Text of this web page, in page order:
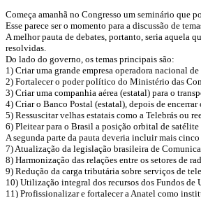
Começa amanhã no Congresso um seminário que
Esse parece ser o momento para a discussão de
A melhor pauta de debates, portanto, seria aquela
resolvidas.
Do lado do governo, os temas principais são:
1) Criar uma grande empresa operadora nacional
2) Fortalecer o poder político do Ministério das
3) Criar uma companhia aérea (estatal) para o
4) Criar o Banco Postal (estatal), depois de
5) Ressuscitar velhas estatais como a Telebrás ou
6) Pleitear para o Brasil a posição orbital de
A segunda parte da pauta deveria incluir mais
7) Atualização da legislação brasileira de
8) Harmonização das relações entre os setores de
9) Redução da carga tributária sobre serviços de
10) Utilização integral dos recursos dos Fundos de
11) Profissionalizar e fortalecer a Anatel como